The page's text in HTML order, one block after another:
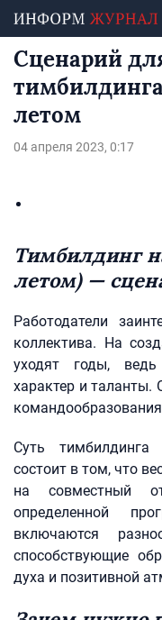
Сценарий
летом
04 апреля 2023, 0:17
Тимбилдинг
летом) —
Работодатели
коллектива. На
уходят годы,
характер и таланты.
Суть
состоит в том, что
на совместный
определенной
включаются
способствующие
духа и позитивной